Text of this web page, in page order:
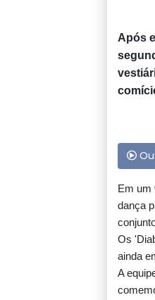
Após
Em um
dança
Os
ainda
A